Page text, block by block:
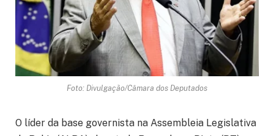
Foto: Divulgação/Câmara dos Deputados
O líder da base governista na Assembleia Legislativa